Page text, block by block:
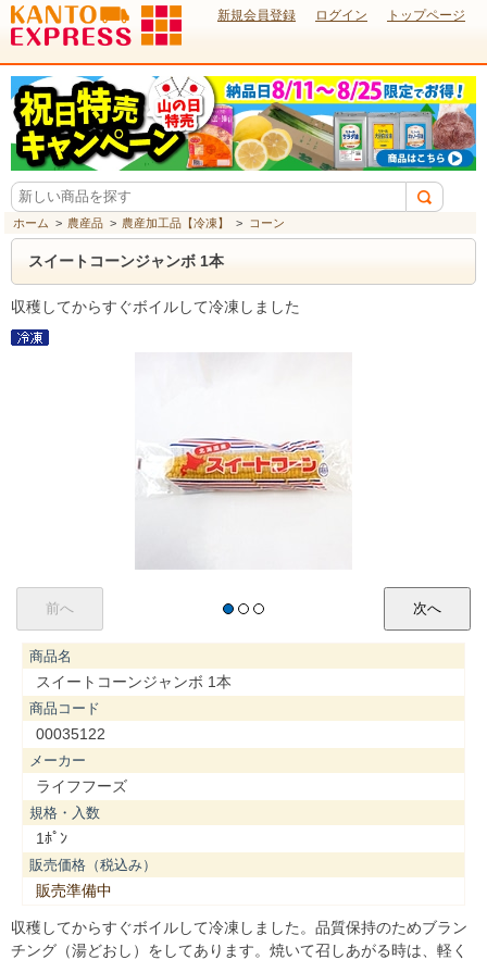
新規会員登録 ログイン トップページ
ホーム > 農産品 > 農産加工品【冷凍】 > コーン
スイートコーンジャンボ 1本
収穫してからすぐボイルして冷凍しました
商品名
スイートコーンジャンボ 1本
商品コード
00035122
メーカー
ライフフーズ
規格・入数
1ﾎﾟﾝ
販売価格（税込み）
販売準備中
収穫してからすぐボイルして冷凍しました。品質保持のためブラン
チング（湯どおし）をしてあります。焼いて召しあがる時は、軽く